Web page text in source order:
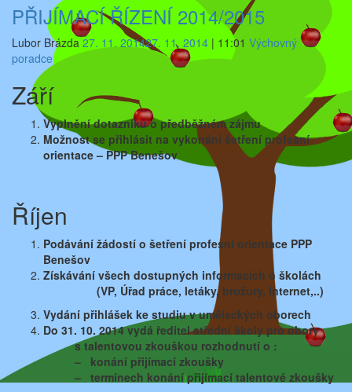
PŘIJÍMACÍ ŘÍZENÍ 2014/2015
Lubor Brázda27. 11. 201427. 11. 2014 | 11:01 Výchovný
poradce
Září
Vyplnění dotazníku o předběžném zájmu
Možnost se přihlásit na vykonání šetření profesní
orientace – PPP Benešov
Říjen
Podávání žádostí o šetření profesní orientace PPP
Benešov
Získávání všech dostupných informacích o školách
(VP, Úřad práce, letáky, brožury, Internet,..)
Vydání přihlášek ke studiu v uměleckých oborech
Do 31. 10. 2014 vydá ředitel střední školy pro obory
s talentovou zkouškou rozhodnutí o :
– konání přijímací zkoušky
– termínech konání přijímací talentové zkoušky